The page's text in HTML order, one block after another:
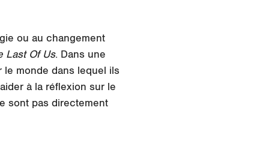
ou au changement
Last Of Us. Dans une
monde dans lequel ils
à la réflexion sur le
sont pas directement